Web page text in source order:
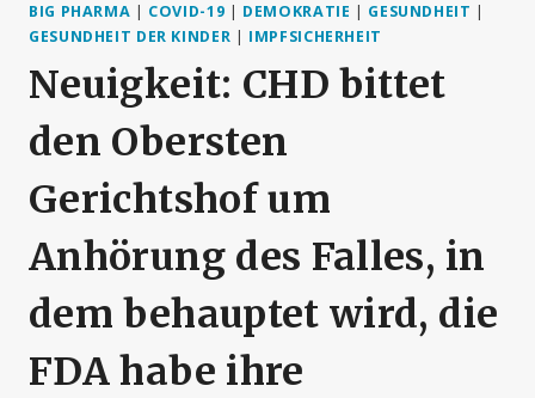
BIG PHARMA | COVID-19 | DEMOKRATIE | GESUNDHEIT |
GESUNDHEIT DER KINDER | IMPFSICHERHEIT
Neuigkeit: CHD bittet
den Obersten
Gerichtshof um
Anhörung des Falles, in
dem behauptet wird, die
FDA habe ihre